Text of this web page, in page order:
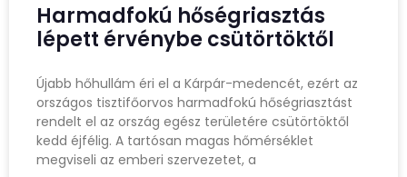
Harmadfokú hőségriasztás
lépett érvénybe csütörtöktől
Újabb hőhullám éri el a Kárpár-medencét, ezért az
országos tisztifőorvos harmadfokú hőségriasztást
rendelt el az ország egész területére csütörtöktől
kedd éjfélig. A tartósan magas hőmérséklet
megviseli az emberi szervezetet, a